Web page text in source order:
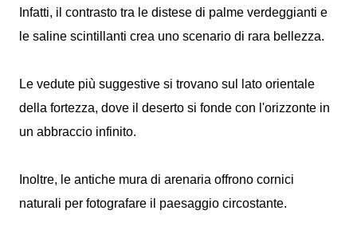
Infatti, il contrasto tra le distese di palme verdeggianti e
le saline scintillanti crea uno scenario di rara bellezza.
Le vedute più suggestive si trovano sul lato orientale
della fortezza, dove il deserto si fonde con l'orizzonte in
un abbraccio infinito.
Inoltre, le antiche mura di arenaria offrono cornici
naturali per fotografare il paesaggio circostante.